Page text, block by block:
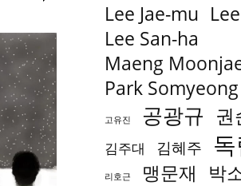
Lee Jae-mu
Lee San-ha
Maeng
Park Somyeong
고유진 공광규 권
김주대 김혜주
리호근 맹문재 박